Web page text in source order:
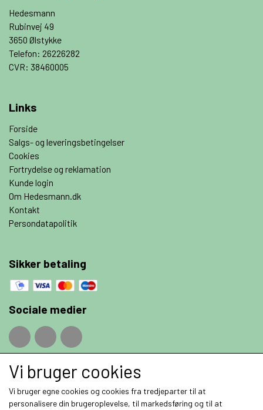
Hedesmann
Rubinvej 49
3650 Ølstykke
Telefon: 26226282
CVR: 38460005
Links
Forside
Salgs- og leveringsbetingelser
Cookies
Fortrydelse og reklamation
Kunde login
Om Hedesmann.dk
Kontakt
Persondatapolitik
Sikker betaling
Sociale medier
Fragt priser
Vi bruger cookies
Vi bruger egne cookies og cookies fra tredjeparter til at
personalisere din brugeroplevelse, til markedsføring og til at